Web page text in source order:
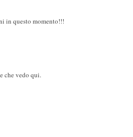
in questo momento!!!
che vedo qui.